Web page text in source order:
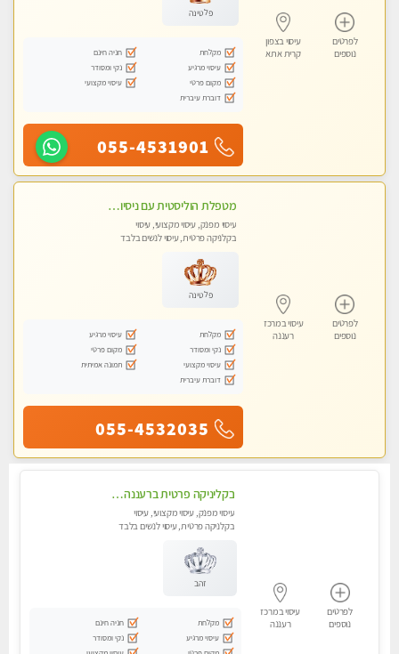
לפרטים
נוספים
עיסוי בצפון
קרית אתא
פלטינה
מקלחת
חניה חינם
עיסוי מרגיע
נקי ומסודר
מקום פרטי
עיסוי מקצועי
דוברת עיברית
055-4531901
לפרטים
נוספים
עיסוי במרכז
רעננה
מטפלת הוליסטית עם ניסיון מעל עשור. עיסוי הוליסטי לגוף ולנשמה עם שמנים חמים מתאים: לגברים/נשים ונשים בהריון . ומקצועית ברמה גבוהה
עיסוי מפנק, עיסוי מקצועי, עיסוי
בקלניקה פרטית, עיסוי לנשים בלבד
פלטינה
מקלחת
עיסוי מרגיע
נקי ומסודר
מקום פרטי
עיסוי מקצועי
תמונה אמיתית
דוברת עיברית
055-4532035
לפרטים
נוספים
עיסוי במרכז
רעננה
בקליניקה פרטית ברעננה עיסוי לחידוש אנרגיות עיסוי מומלץ מאוד !
עיסוי מפנק, עיסוי מקצועי, עיסוי
בקלניקה פרטית, עיסוי לנשים בלבד
זהב
מקלחת
חניה חינם
עיסוי מרגיע
נקי ומסודר